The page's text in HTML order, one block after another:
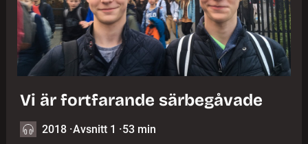
Vi är fortfarande särbegåvade
2018 ·Avsnitt 1 ·53 min